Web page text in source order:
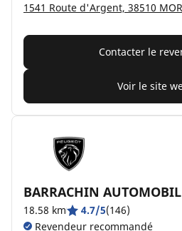
1541 Route d'Argent, 38510
Contacter le
Voir le site
BARRACHIN
18.58 km 4.7/5(146)
Revendeur recommandé